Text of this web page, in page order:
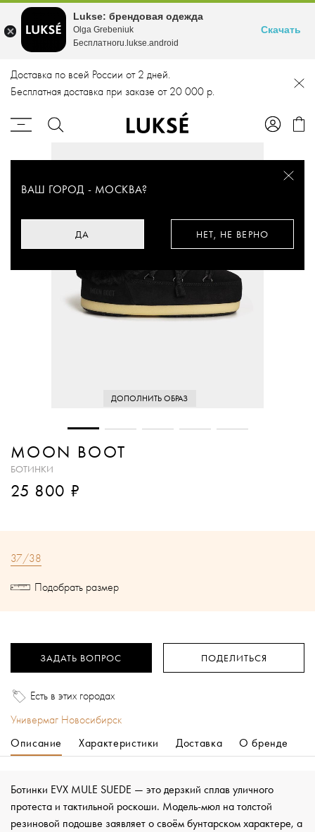
Доставка по всей России от 2 дней.
Бесплатная доставка при заказе от 20 000 р.
ВАШ ГОРОД - МОСКВА?
ДА НЕТ, НЕ ВЕРНО
ДОПОЛНИТЬ ОБРАЗ
MOON BOOT
БОТИНКИ
25 800 ₽
37/38
Подобрать размер
ЗАДАТЬ ВОПРОС ПОДЕЛИТЬСЯ
Есть в этих городах
Универмаг Новосибирск
Описание
Характеристики Доставка О бренде
Ботинки EVX MULE SUEDE — это дерзкий сплав уличного
протеста и тактильной роскоши. Модель-мюл на толстой
резиновой подошве заявляет о своём бунтарском характере, а
Lukse: брендовая одежда
Olga Grebeniuk
Бесплатноru.lukse.android
Скачать